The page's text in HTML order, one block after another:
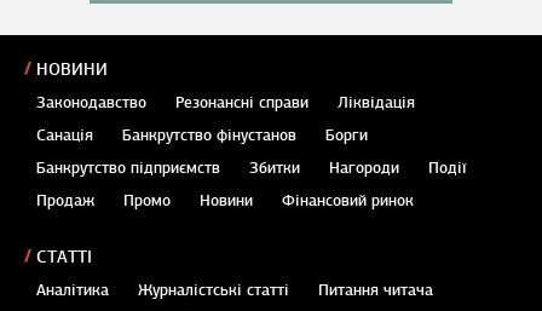
НОВИНИ
Законодавство Резонансні справи
Ліквідація
Санація
Банкрутство фінустанов
Борги
Банкрутство підприємств
Збитки Нагороди
Події
Продаж
Промо Новини Фінансовий ринок
СТАТТІ
Аналітика Журналістські статті
Питання читача